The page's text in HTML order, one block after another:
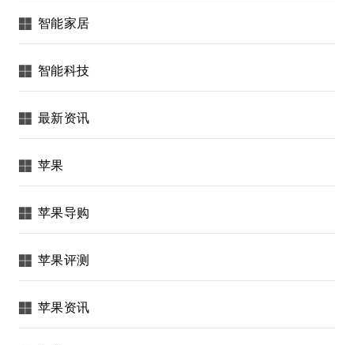
智能家居
智能科技
最新资讯
苹果
苹果导购
苹果评测
苹果资讯